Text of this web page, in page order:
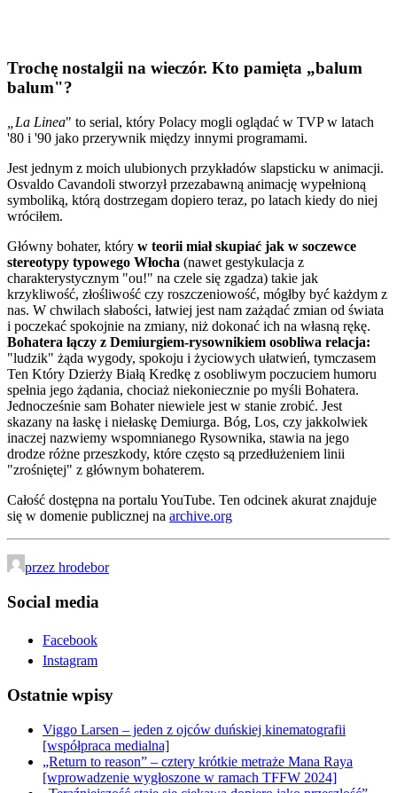
Trochę nostalgii na wieczór. Kto pamięta „balum
balum"?
„La Linea" to serial, który Polacy mogli oglądać w TVP w latach
'80 i '90 jako przerywnik między innymi programami.
Jest jednym z moich ulubionych przykładów slapsticku w animacji.
Osvaldo Cavandoli stworzył przezabawną animację wypełnioną
symboliką, którą dostrzegam dopiero teraz, po latach kiedy do niej
wróciłem.
Główny bohater, który w teorii miał skupiać jak w soczewce
stereotypy typowego Włocha (nawet gestykulacja z
charakterystycznym "ou!" na czele się zgadza) takie jak
krzykliwość, złośliwość czy roszczeniowość, mógłby być każdym z
nas. W chwilach słabości, łatwiej jest nam zażądać zmian od świata
i poczekać spokojnie na zmiany, niż dokonać ich na własną rękę.
Bohatera łączy z Demiurgiem-rysownikiem osobliwa relacja:
"ludzik" żąda wygody, spokoju i życiowych ułatwień, tymczasem
Ten Który Dzierży Białą Kredkę z osobliwym poczuciem humoru
spełnia jego żądania, chociaż niekoniecznie po myśli Bohatera.
Jednocześnie sam Bohater niewiele jest w stanie zrobić. Jest
skazany na łaskę i niełaskę Demiurga. Bóg, Los, czy jakkolwiek
inaczej nazwiemy wspomnianego Rysownika, stawia na jego
drodze różne przeszkody, które często są przedłużeniem linii
"zrośniętej" z głównym bohaterem.
Całość dostępna na portalu YouTube. Ten odcinek akurat znajduje
się w domenie publicznej na archive.org
przez hrodebor
Social media
Facebook
Instagram
Ostatnie wpisy
Viggo Larsen – jeden z ojców duńskiej kinematografii
[współpraca medialna]
„Return to reason” – cztery krótkie metraże Mana Raya
[wprowadzenie wygłoszone w ramach TFFW 2024]